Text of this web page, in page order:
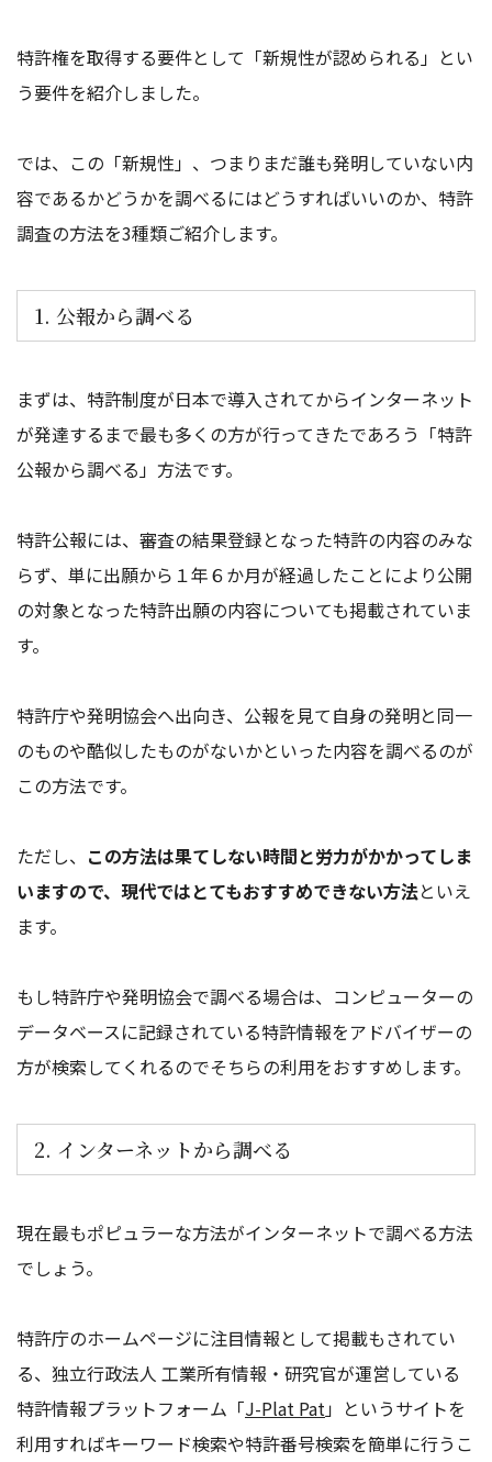
特許権を取得する要件として「新規性が認められる」とい
う要件を紹介しました。
では、この「新規性」、つまりまだ誰も発明していない内
容であるかどうかを調べるにはどうすればいいのか、特許
調査の方法を3種類ご紹介します。
1. 公報から調べる
まずは、特許制度が日本で導入されてからインターネット
が発達するまで最も多くの方が行ってきたであろう「特許
公報から調べる」方法です。
特許公報には、審査の結果登録となった特許の内容のみな
らず、単に出願から１年６か月が経過したことにより公開
の対象となった特許出願の内容についても掲載されていま
す。
特許庁や発明協会へ出向き、公報を見て自身の発明と同一
のものや酷似したものがないかといった内容を調べるのが
この方法です。
ただし、 この方法は果てしない時間と労力がかかってしま
いますので、現代ではとてもおすすめできない方法といえ
ます。
もし特許庁や発明協会で調べる場合は、コンピューターの
データベースに記録されている特許情報をアドバイザーの
方が検索してくれるのでそちらの利用をおすすめします。
2. インターネットから調べる
現在最もポピュラーな方法がインターネットで調べる方法
でしょう。
特許庁のホームページに注目情報として掲載もされてい
る、独立行政法人 工業所有情報・研究官が運営している
特許情報プラットフォーム「J-Plat Pat」というサイトを
利用すればキーワード検索や特許番号検索を簡単に行うこ